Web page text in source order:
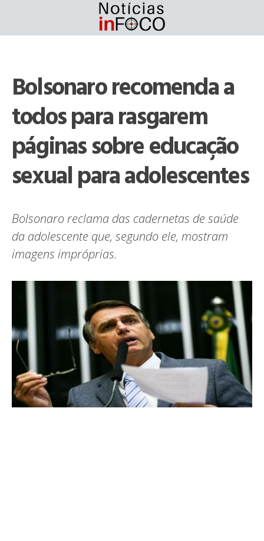
content
Bolsonaro recomenda a
todos para rasgarem
páginas sobre educação
sexual para adolescentes
Bolsonaro reclama das cadernetas de saúde
da adolescente que, segundo ele, mostram
imagens impróprias.